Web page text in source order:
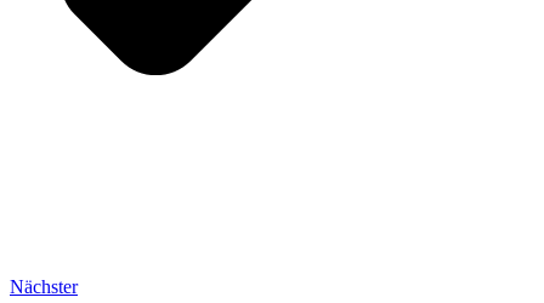
Nächster